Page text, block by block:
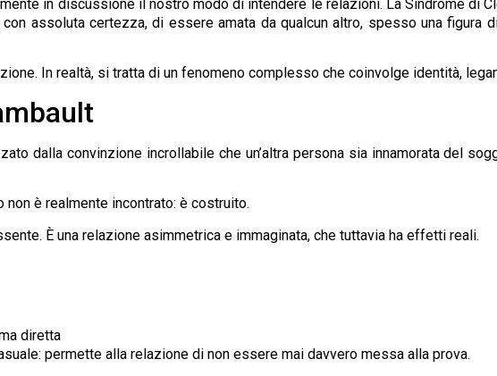
in discussione il nostro modo di intendere le relazioni. La Sindrome di
assoluta certezza, di essere amata da qualcun altro, spesso una figura
In realtà, si tratta di un fenomeno complesso che coinvolge identità,
dalla convinzione incrollabile che un’altra persona sia innamorata del
non è realmente incontrato: è costruito.
È una relazione asimmetrica e immaginata, che tuttavia ha effetti reali.
diretta
permette alla relazione di non essere mai davvero messa alla prova.